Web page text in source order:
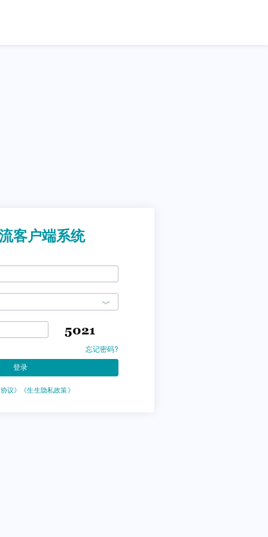
客户端系统
忘记密码?
登录
议》 《生生隐私政策》